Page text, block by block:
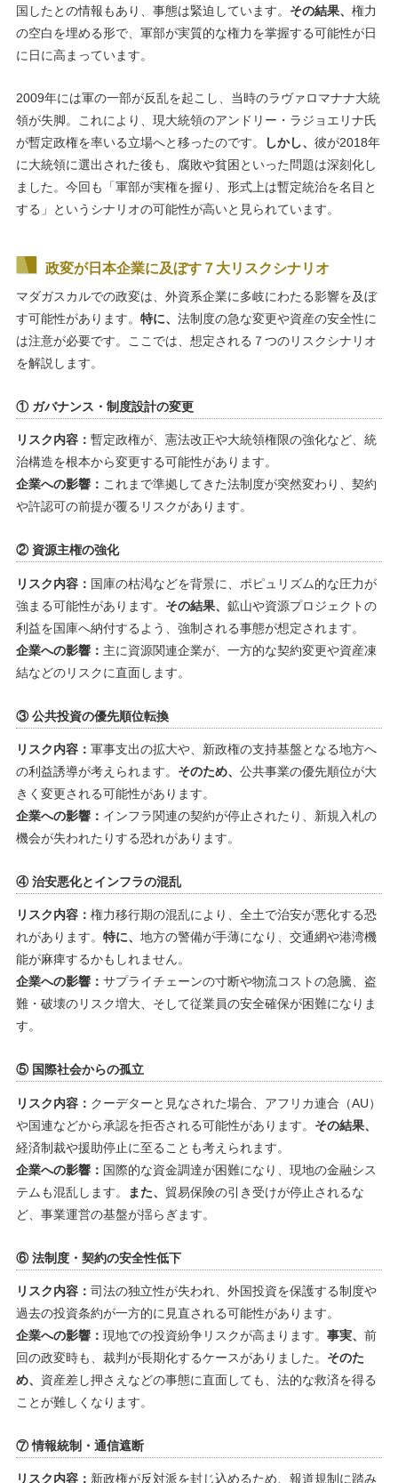
国したとの情報もあり、事態は緊迫しています。 その結果、 権力
の空白を埋める形で、軍部が実質的な権力を掌握する可能性が日
に日に高まっています。
2009年には軍の一部が反乱を起こし、当時のラヴァロマナナ大統
領が失脚。これにより、現大統領のアンドリー・ラジョエリナ氏
が暫定政権を率いる立場へと移ったのです。
しかし、 彼が2018年
に大統領に選出された後も、腐敗や貧困といった問題は深刻化し
ました。今回も「軍部が実権を握り、形式上は暫定統治を名目と
する」というシナリオの可能性が高いと見られています。
政変が日本企業に及ぼす７大リスクシナリオ
マダガスカルでの政変は、外資系企業に多岐にわたる影響を及ぼ
す可能性があります。 特に、 法制度の急な変更や資産の安全性に
は注意が必要です。ここでは、想定される７つのリスクシナリオ
を解説します。
① ガバナンス・制度設計の変更
リスク内容： 暫定政権が、憲法改正や大統領権限の強化など、統
治構造を根本から変更する可能性があります。
企業への影響： これまで準拠してきた法制度が突然変わり、契約
や許認可の前提が覆るリスクがあります。
② 資源主権の強化
リスク内容： 国庫の枯渇などを背景に、ポピュリズム的な圧力が
強まる可能性があります。 その結果、 鉱山や資源プロジェクトの
利益を国庫へ納付するよう、強制される事態が想定されます。
企業への影響： 主に資源関連企業が、一方的な契約変更や資産凍
結などのリスクに直面します。
③ 公共投資の優先順位転換
リスク内容： 軍事支出の拡大や、新政権の支持基盤となる地方へ
の利益誘導が考えられます。 そのため、 公共事業の優先順位が大
きく変更される可能性があります。
企業への影響： インフラ関連の契約が停止されたり、新規入札の
機会が失われたりする恐れがあります。
④ 治安悪化とインフラの混乱
リスク内容： 権力移行期の混乱により、全土で治安が悪化する恐
れがあります。 特に、 地方の警備が手薄になり、交通網や港湾機
能が麻痺するかもしれません。
企業への影響： サプライチェーンの寸断や物流コストの急騰、盗
難・破壊のリスク増大、そして従業員の安全確保が困難になりま
す。
⑤ 国際社会からの孤立
リスク内容： クーデターと見なされた場合、アフリカ連合（AU）
や国連などから承認を拒否される可能性があります。 その結果、
経済制裁や援助停止に至ることも考えられます。
企業への影響： 国際的な資金調達が困難になり、現地の金融シス
テムも混乱します。
また、 貿易保険の引き受けが停止されるな
ど、事業運営の基盤が揺らぎます。
⑥ 法制度・契約の安全性低下
リスク内容： 司法の独立性が失われ、外国投資を保護する制度や
過去の投資条約が一方的に見直される可能性があります。
企業への影響： 現地での投資紛争リスクが高まります。 事実、 前
回の政変時も、裁判が長期化するケースがありました。 そのた
め、 資産差し押さえなどの事態に直面しても、法的な救済を得る
ことが難しくなります。
⑦ 情報統制・通信遮断
リスク内容： 新政権が反対派を封じ込めるため、報道規制に踏み